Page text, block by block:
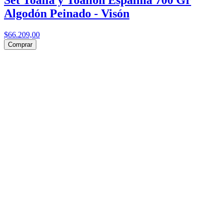
Algodón Peinado - Visón
$66.209,00
Comprar